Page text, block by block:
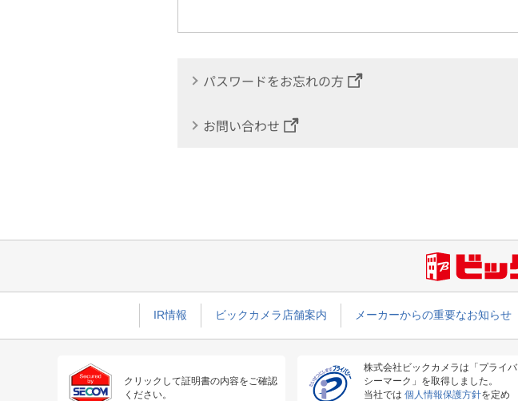
パスワードをお忘れの方
お問い合わせ
IR情報 ビックカメラ店舗案内 メーカーからの重要なお知らせ
クリックして証明書の内容をご確認
ください。
株式会社ビックカメラは「プライバ
シーマーク」を取得しました。
当社では 個人情報保護方針を定め